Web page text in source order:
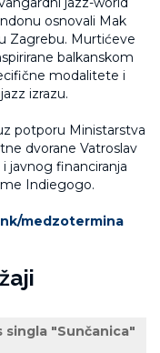
osnovali Mak
Zagrebu. Murtićeve
balkanskom
modalitete i
izrazu.
potporu Ministarstva
dvorane Vatroslav
javnog financiranja
Indiegogo.
medzotermina
"Sunčanica"